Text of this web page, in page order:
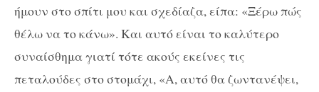
ήμουν στο σπίτι μου και σχεδίαζα, είπα: «Ξέρω πώς
θέλω να το κάνω». Και αυτό είναι το καλύτερο
συναίσθημα γιατί τότε ακούς εκείνες τις
πεταλούδες στο στομάχι, «Α, αυτό θα ζωντανέψει,